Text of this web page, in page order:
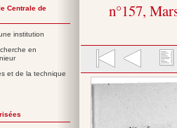
n°157,
Centrale de
institution
en
et de la technique